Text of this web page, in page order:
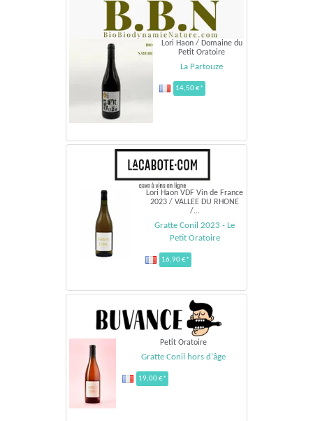
Lori Haon / Domaine du
Petit Oratoire
La Partouze
14,50 €*
Lori Haon VDF Vin de France
2023 / VALLEE DU RHONE
/...
Gratte Conil 2023 - Le
Petit Oratoire
16,90 €*
Petit Oratoire
Gratte Conil hors d'âge
19,00 €*